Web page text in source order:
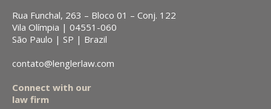
Rua Funchal, 263 – Bloco 01 – Conj. 122
Vila Olímpia | 04551-060
São Paulo | SP | Brazil
contato@lenglerlaw.com
Connect with our
law firm